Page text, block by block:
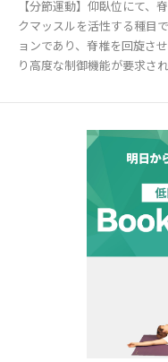
【分節運動】仰臥位にて、
クマッスルを活性する種目
ョンであり、脊椎を回旋さ
り高度な制御機能が要求され